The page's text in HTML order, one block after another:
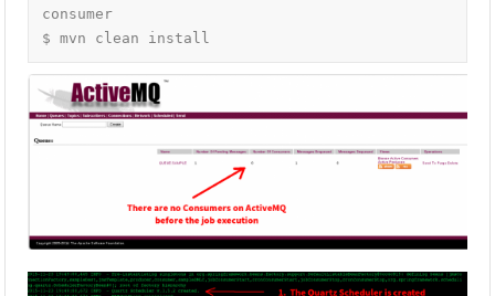
ref="jmsConnectionFactory" />
	</bean>
	<bean id="producer"
class="eu.giuseppeurso.activemq.scheduledconsu
mer.Producer">
		<property name="template"
ref="jmsTemplate" />
			<list>
				<ref
local="sampleDest" />
			</list>
consumer
$ mvn clean install